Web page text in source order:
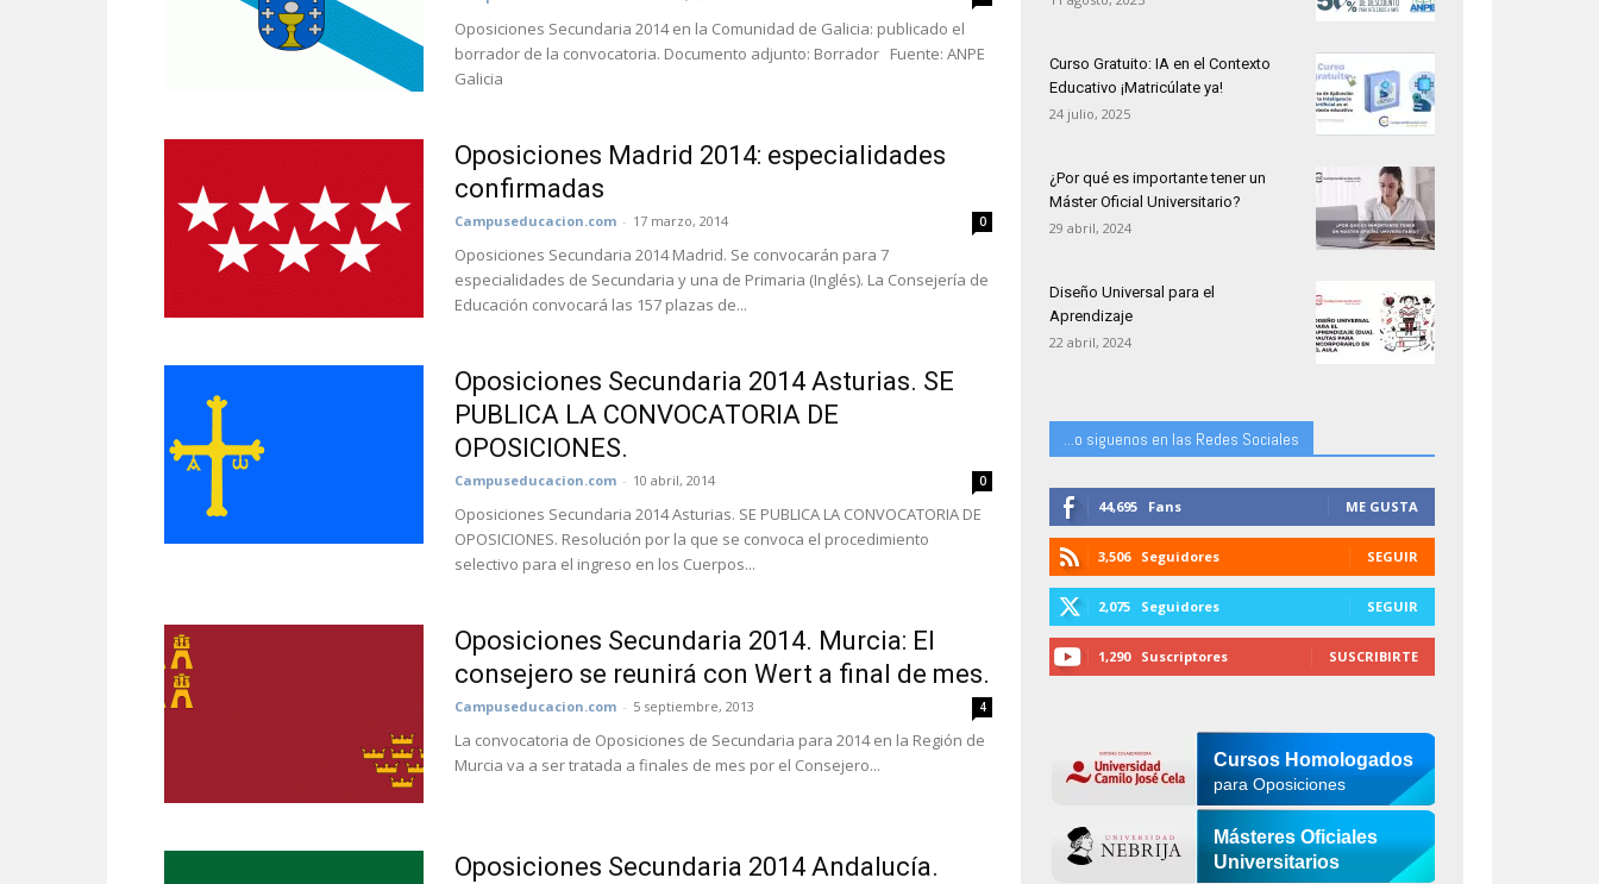
Oposiciones Secundaria 2014 en la Comunidad de Galicia: publicado el
borrador de la convocatoria. Documento adjunto: Borrador Fuente: ANPE
Galicia
Oposiciones Madrid 2014: especialidades
confirmadas
Campuseducacion.com - 17 marzo, 2014 0
Oposiciones Secundaria 2014 Madrid. Se convocarán para 7
especialidades de Secundaria y una de Primaria (Inglés). La Consejería de
Educación convocará las 157 plazas de...
Oposiciones Secundaria 2014 Asturias. SE
PUBLICA LA CONVOCATORIA DE
OPOSICIONES.
Campuseducacion.com - 10 abril, 2014 0
Oposiciones Secundaria 2014 Asturias. SE PUBLICA LA CONVOCATORIA DE
OPOSICIONES. Resolución por la que se convoca el procedimiento
selectivo para el ingreso en los Cuerpos...
Oposiciones Secundaria 2014. Murcia: El
consejero se reunirá con Wert a final de mes.
Campuseducacion.com - 5 septiembre, 2013 4
La convocatoria de Oposiciones de Secundaria para 2014 en la Región de
Murcia va a ser tratada a finales de mes por el Consejero...
Oposiciones Secundaria 2014 Andalucía.
Curso Gratuito: IA en el Contexto
Educativo ¡Matricúlate ya!
24 julio, 2025
¿Por qué es importante tener un
Máster Oficial Universitario?
29 abril, 2024
Diseño Universal para el
Aprendizaje
22 abril, 2024
...o siguenos en las Redes Sociales
44,695 Fans ME GUSTA
3,506 Seguidores SEGUIR
2,075 Seguidores SEGUIR
1,290 Suscriptores SUSCRIBIRTE
Cursos Homologados
para Oposiciones
Másteres Oficiales
Universitarios